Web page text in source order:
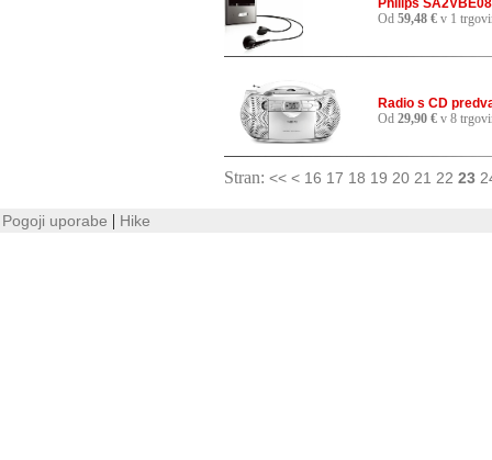
Philips
Od 59,48 € v 1
Radio s CD
Od 29,90 € v 8
Stran: << < 16 17 18 19 20 21 22 23
Pogoji uporabe | Hike